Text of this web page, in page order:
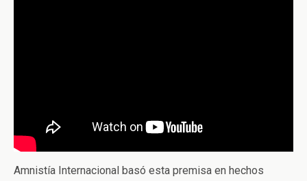
Amnistía Internacional basó esta premisa en hechos